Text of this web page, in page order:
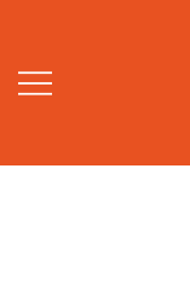
contenuto